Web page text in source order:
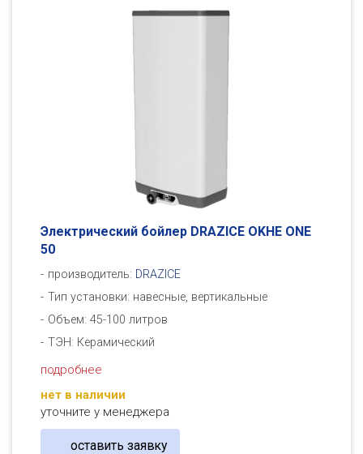
Электрический бойлер DRAZICE OKHE ONE
50
производитель: DRAZICE
Тип установки: навесные, вертикальные
Объем: 45-100 литров
ТЭН: Керамический
подробнее
нет в наличии
уточните у менеджера
оставить заявку